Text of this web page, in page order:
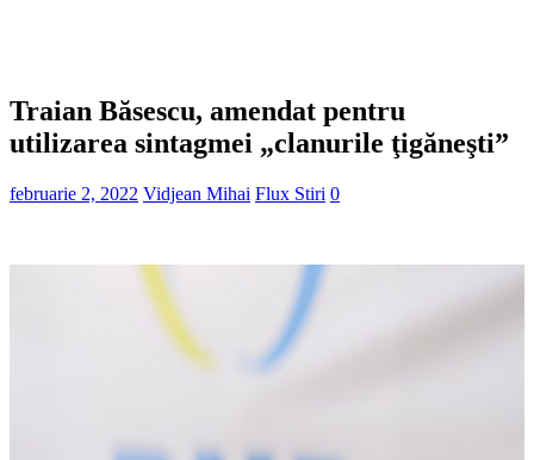
Traian Băsescu, amendat pentru
utilizarea sintagmei „clanurile ţigăneşti”
februarie 2, 2022 Vidjean Mihai Flux Stiri 0